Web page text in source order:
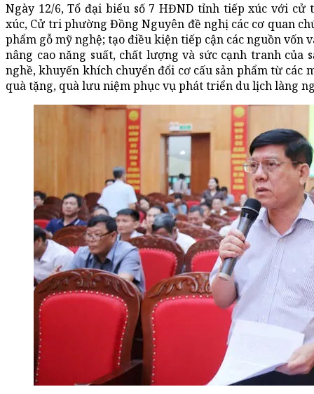
Ngày 12/6, Tổ đại biểu số 7 HĐND tỉnh tiếp xúc với
xúc, Cử tri phường Đồng Nguyên đề nghị các cơ quan
phẩm gỗ mỹ nghệ; tạo điều kiện tiếp cận các nguồn vốn
nâng cao năng suất, chất lượng và sức cạnh tranh
nghề, khuyến khích chuyển đổi cơ cấu sản phẩm từ các
quà tặng, quà lưu niệm phục vụ phát triển du lịch làng